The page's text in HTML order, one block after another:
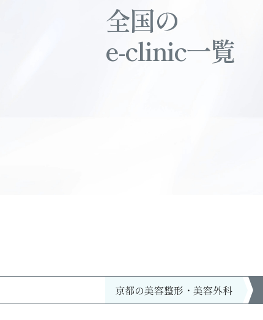
全国の
e-clinic一覧
京都の美容整形・美容外科